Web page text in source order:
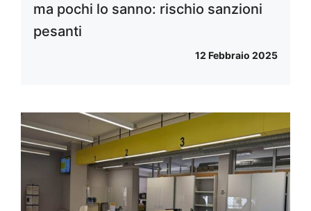
ma pochi lo sanno: rischio sanzioni
pesanti
12 Febbraio 2025